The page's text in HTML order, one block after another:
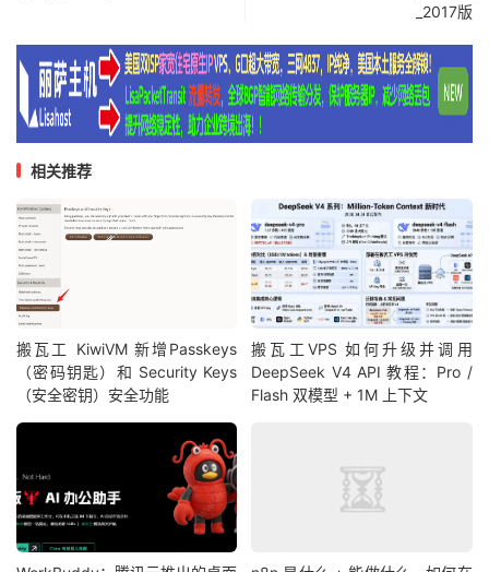
_2017版
相关推荐
搬瓦工 KiwiVM 新增Passkeys
（密码钥匙）和 Security Keys
（安全密钥）安全功能
搬瓦工VPS 如何升级并调用
DeepSeek V4 API 教程：Pro /
Flash 双模型 + 1M 上下文